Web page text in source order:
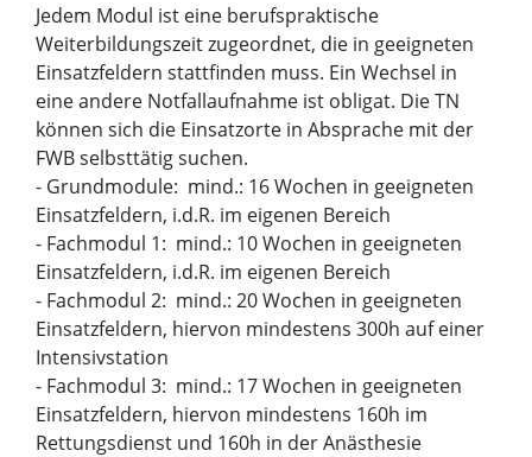
Jedem Modul ist eine berufspraktische
Weiterbildungszeit zugeordnet, die in geeigneten
Einsatzfeldern stattfinden muss. Ein Wechsel in
eine andere Notfallaufnahme ist obligat. Die TN
können sich die Einsatzorte in Absprache mit der
FWB selbsttätig suchen.
- Grundmodule: mind.: 16 Wochen in geeigneten
Einsatzfeldern, i.d.R. im eigenen Bereich
- Fachmodul 1: mind.: 10 Wochen in geeigneten
Einsatzfeldern, i.d.R. im eigenen Bereich
- Fachmodul 2: mind.: 20 Wochen in geeigneten
Einsatzfeldern, hiervon mindestens 300h auf einer
Intensivstation
- Fachmodul 3: mind.: 17 Wochen in geeigneten
Einsatzfeldern, hiervon mindestens 160h im
Rettungsdienst und 160h in der Anästhesie